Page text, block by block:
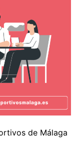
de Málaga